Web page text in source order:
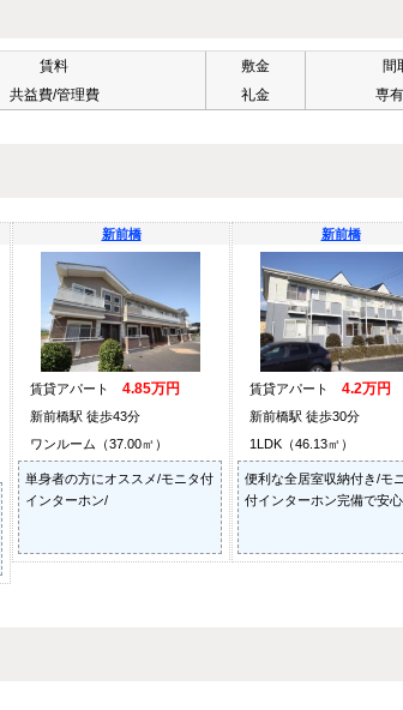
賃料
共益費/管理費
敷金
礼金
間
専
新前橋
賃貸アパート 4.85万円
新前橋駅 徒歩43分
ワンルーム（37.00㎡）
単身者の方にオススメ/モニタ付
インターホン/
新前橋
賃貸アパート 4.2万円
新前橋駅 徒歩30分
1LDK（46.13㎡）
便利な全居室収納付き/モ
付インターホン完備で安